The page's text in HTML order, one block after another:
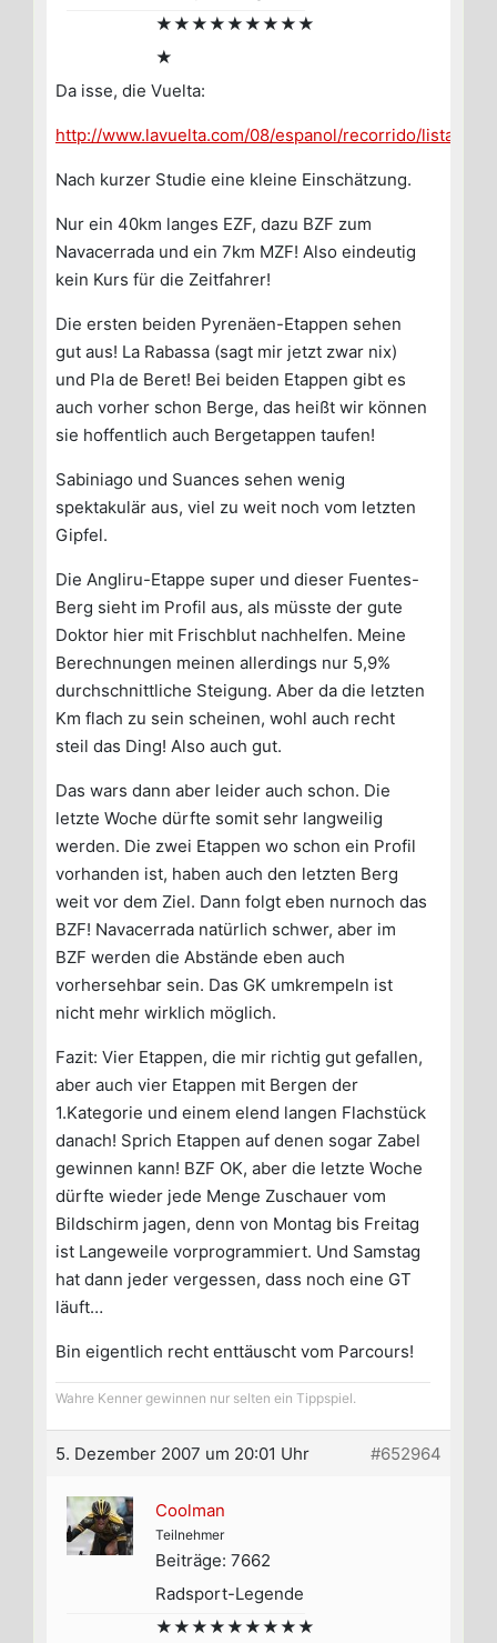
★★★★★★★★★
★
Da isse, die Vuelta:
http://www.lavuelta.com/08/espanol/recorrido/
Nach kurzer Studie eine kleine Einschätzung.
Nur ein 40km langes EZF, dazu BZF zum
Navacerrada und ein 7km MZF! Also eindeutig
kein Kurs für die Zeitfahrer!
Die ersten beiden Pyrenäen-Etappen sehen
gut aus! La Rabassa (sagt mir jetzt zwar nix)
und Pla de Beret! Bei beiden Etappen gibt es
auch vorher schon Berge, das heißt wir können
sie hoffentlich auch Bergetappen taufen!
Sabiniago und Suances sehen wenig
spektakulär aus, viel zu weit noch vom letzten
Gipfel.
Die Angliru-Etappe super und dieser Fuentes-
Berg sieht im Profil aus, als müsste der gute
Doktor hier mit Frischblut nachhelfen. Meine
Berechnungen meinen allerdings nur 5,9%
durchschnittliche Steigung. Aber da die letzten
Km flach zu sein scheinen, wohl auch recht
steil das Ding! Also auch gut.
Das wars dann aber leider auch schon. Die
letzte Woche dürfte somit sehr langweilig
werden. Die zwei Etappen wo schon ein Profil
vorhanden ist, haben auch den letzten Berg
weit vor dem Ziel. Dann folgt eben nurnoch das
BZF! Navacerrada natürlich schwer, aber im
BZF werden die Abstände eben auch
vorhersehbar sein. Das GK umkrempeln ist
nicht mehr wirklich möglich.
Fazit: Vier Etappen, die mir richtig gut gefallen,
aber auch vier Etappen mit Bergen der
1.Kategorie und einem elend langen Flachstück
danach! Sprich Etappen auf denen sogar Zabel
gewinnen kann! BZF OK, aber die letzte Woche
dürfte wieder jede Menge Zuschauer vom
Bildschirm jagen, denn von Montag bis Freitag
ist Langeweile vorprogrammiert. Und Samstag
hat dann jeder vergessen, dass noch eine GT
läuft…
Bin eigentlich recht enttäuscht vom Parcours!
Wahre Kenner gewinnen nur selten ein Tippspiel.
5. Dezember 2007 um 20:01 Uhr #652964
Coolman
Teilnehmer
Beiträge: 7662
Radsport-Legende
★★★★★★★★★